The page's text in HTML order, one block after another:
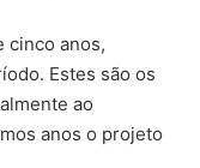
cinco anos,
Estes são os
ao
anos o projeto